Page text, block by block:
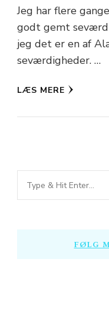
Jeg har flere
godt gemt
jeg det er en af
seværdigheder. …
LÆS MERE
Looking
for
FØLG